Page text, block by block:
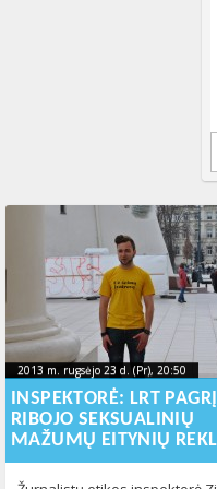
2013 m. rugsėjo 23 d. (Pr), 20:50
2013-10-29T13:15:49+00:00
2013 m. rugsėjo 23 d. (Pr), 20:50
INSPEKTORĖ: LRT
RIBOJO SEKSUALINIŲ
MAŽUMŲ EITYNIŲ